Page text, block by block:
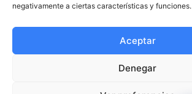
negativamente a ciertas características y funciones.
Aceptar
Denegar